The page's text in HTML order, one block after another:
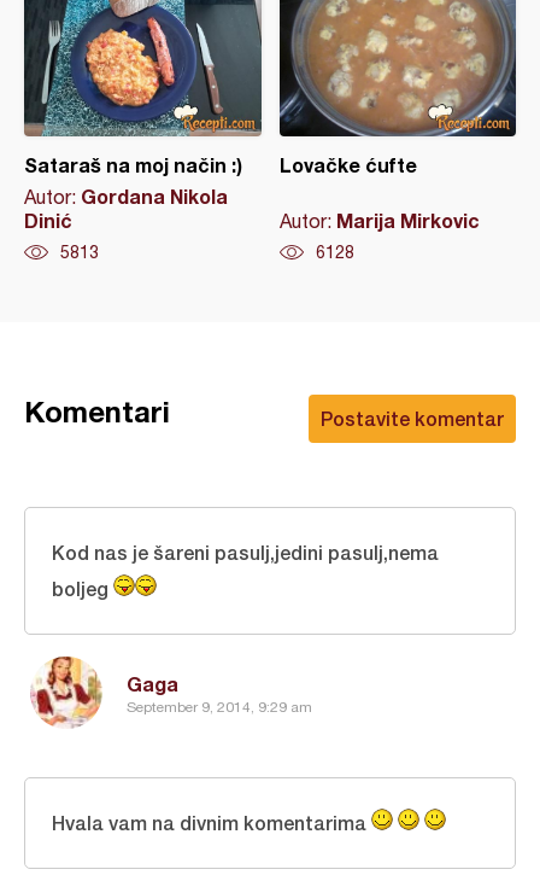
Sataraš na moj način :)
Autor: Gordana Nikola
Dinić
5813
Lovačke ćufte
Autor: Marija Mirkovic
6128
Postavite komentar
Komentari
Gaga
September 9, 2014, 9:29 am
Kod nas je šareni pasulj,jedini pasulj,nema
boljeg
Hvala vam na divnim komentarima